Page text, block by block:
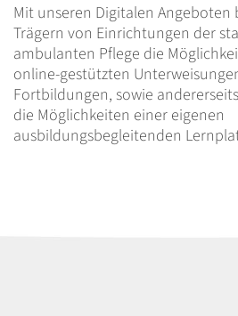
Mit unseren Digitalen
Trägern von Einrichtungen der
ambulanten Pflege die
online-gestützten
Fortbildungen, sowie
die Möglichkeiten einer eigenen
ausbildungsbegleitenden